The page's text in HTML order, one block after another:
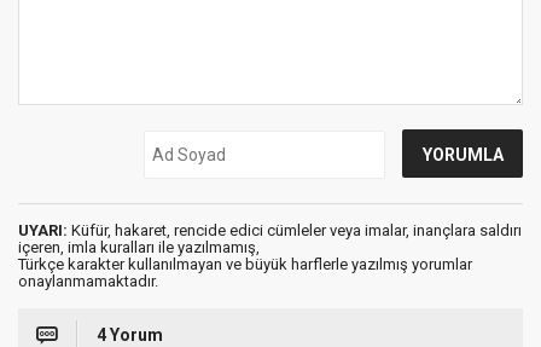
UYARI: Küfür, hakaret, rencide edici cümleler veya imalar, inançlara saldırı
içeren, imla kuralları ile yazılmamış,
Türkçe karakter kullanılmayan ve büyük harflerle yazılmış yorumlar
onaylanmamaktadır.
4 Yorum